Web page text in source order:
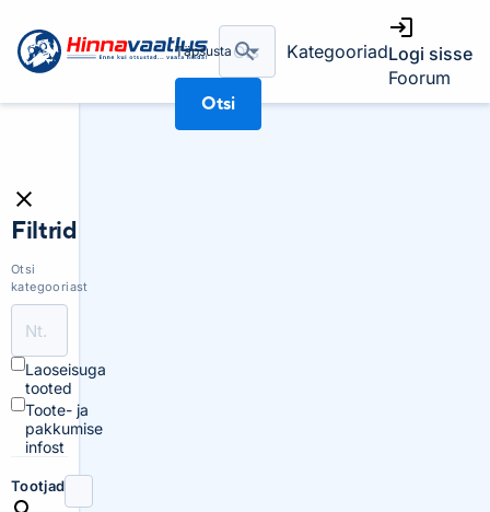
Täpsusta
Otsi
KategooriadLogi sisse
Foorum
Filtrid
Otsi
kategooriast
Laoseisuga
tooted
Toote- ja
pakkumise
infost
Tootjad